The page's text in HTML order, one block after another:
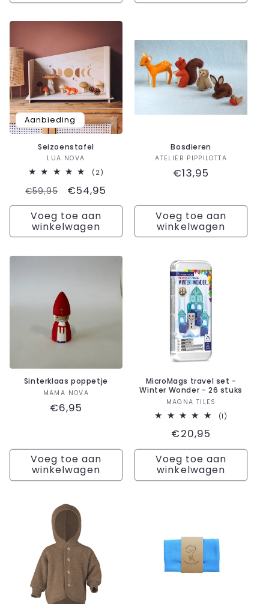
Aanbieding
Seizoenstafel
Verkoper:
LUA NOVA
(2)
aantal
Normale
prijs
€59,95 Aanbiedingsprijs
€54,95
Voeg toe aan
winkelwagen
Bosdieren
Verkoper:
ATELIER PIPPILOTTA
Normale
€13,95
Voeg toe aan
winkelwagen
Sinterklaas poppetje
Verkoper:
MAMA NOVA
Normale
€6,95
Voeg toe aan
winkelwagen
MicroMags travel set -
Winter Wonder - 26 stuks
Verkoper:
MAGNA TILES
(1)
Normale
prijs
€20,95
Voeg toe aan
winkelwagen